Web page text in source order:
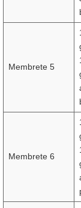
Membrete 5
Membrete 6